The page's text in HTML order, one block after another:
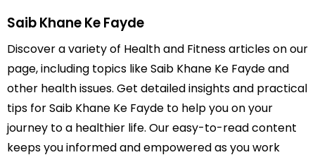
Saib Khane Ke Fayde
Discover a variety of Health and Fitness articles on our
page, including topics like Saib Khane Ke Fayde and
other health issues. Get detailed insights and practical
tips for Saib Khane Ke Fayde to help you on your
journey to a healthier life. Our easy-to-read content
keeps you informed and empowered as you work